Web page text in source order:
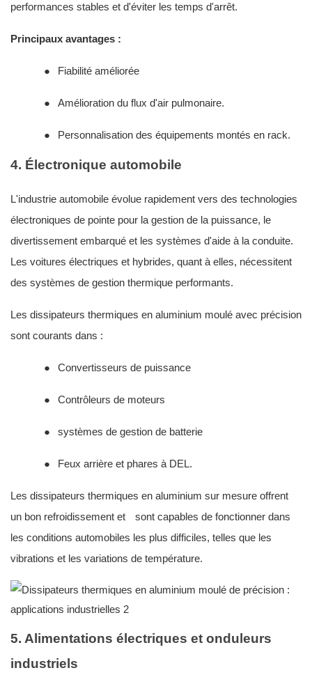
performances stables et d'éviter les temps d'arrêt.
Principaux avantages :
● Fiabilité améliorée
● Amélioration du flux d'air pulmonaire.
● Personnalisation des équipements montés en rack.
4. Électronique automobile
L'industrie automobile évolue rapidement vers des technologies
électroniques de pointe pour la gestion de la puissance, le
divertissement embarqué et les systèmes d'aide à la conduite.
Les voitures électriques et hybrides, quant à elles, nécessitent
des systèmes de gestion thermique performants.
Les dissipateurs thermiques en aluminium moulé avec précision
sont courants dans :
● Convertisseurs de puissance
● Contrôleurs de moteurs
● systèmes de gestion de batterie
● Feux arrière et phares à DEL.
Les dissipateurs thermiques en aluminium sur mesure offrent
un bon refroidissement et
sont capables de fonctionner dans
les conditions automobiles les plus difficiles, telles que les
vibrations et les variations de température.
5. Alimentations électriques et onduleurs
industriels